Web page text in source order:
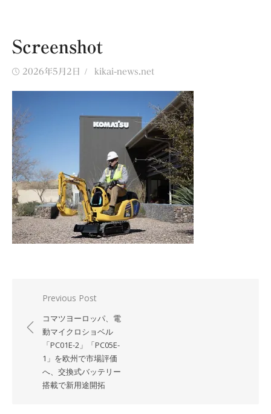
Screenshot
Posted
2026年5月2日 Author
kikai-news.net
ナ
Previous Post
コマツヨーロッパ、電
動マイクロショベル
「PC01E-2」「PC05E-
1」を欧州で市場評価
へ、交換式バッテリー
搭載で新用途開拓